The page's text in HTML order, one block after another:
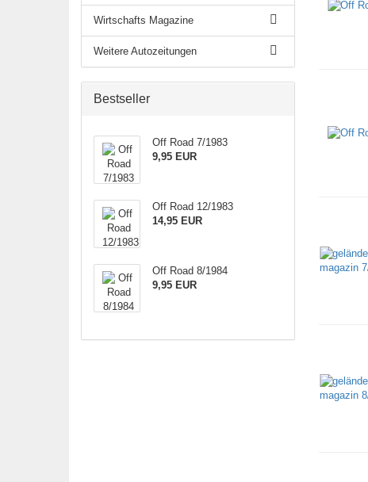
Wirtschafts Magazine
Weitere Autozeitungen
Bestseller
Off Road 7/1983
9,95 EUR
Off Road 12/1983
14,95 EUR
Off Road 8/1984
9,95 EUR